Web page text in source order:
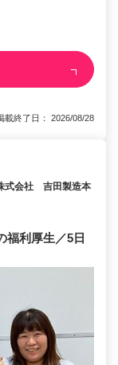
終了日： 2026/08/28
式会社 吉田製造本
福利厚生／5日